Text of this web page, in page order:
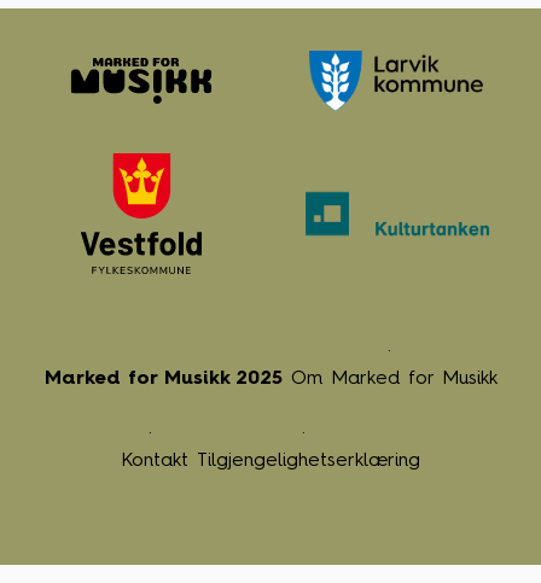
Marked for Musikk 2025 Om Marked for Musikk
Kontakt Tilgjengelighetserklæring